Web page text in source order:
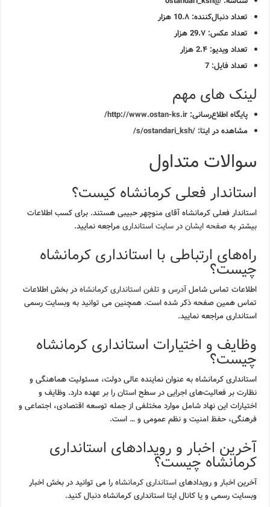
تعداد دنبال‌کننده: 10.۸ هزار
تعداد عکس: 29.۷ هزار
تعداد ویدیو: 2.۴ هزار
تعداد فایل: 7
لینک های مهم
پایگاه اطلاع‌رسانی: http://www.ostan-ks.ir/
مشاهده در ایتا: /s/ostandari_ksh/
سوالات متداول
استاندار فعلی کرمانشاه کیست؟
استاندار فعلی کرمانشاه آقای منوچهر حبیبی هستند. برای کسب اطلاعات
بیشتر بهصفحه ایشان در سایت استانداری مراجعه نمایید.
راه‌های ارتباطی با استانداری کرمانشاه
چیست؟
اطلاعات تماس شاملآدرس و تلفن استانداری کرمانشاهدر بخش اطلاعات
تماس همین صفحه ذکر شده است. همچنین می توانید به وبسایت رسمی
استانداری مراجعه نمایید.
وظایف و اختیارات استانداری کرمانشاه
چیست؟
استانداری کرمانشاه به عنوان نماینده عالی دولت، مسئولیت هماهنگی و
نظارت بر فعالیت‌های اجرایی در سطح استان را بر عهده دارد. وظایف و
اختیارات این نهاد شامل موارد مختلفی از جمله توسعه اقتصادی، اجتماعی و
فرهنگی، حفظ امنیت و نظم عمومی و … است.
آخرین اخبار و رویدادهای استانداری
کرمانشاه چیست؟
آخرین اخبار و رویدادهایاستانداری کرمانشاهرا می توانید در بخش اخبار
وبسایت رسمی و یا کانال ایتا استانداری کرمانشاه دنبال کنید.